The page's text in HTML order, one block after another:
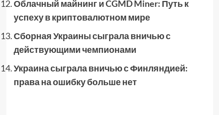
Облачный майнинг и CGMD Miner: Путь к
успеху в криптовалютном мире
Сборная Украины сыграла вничью с
действующими чемпионами
Украина сыграла вничью с Финляндией:
права на ошибку больше нет